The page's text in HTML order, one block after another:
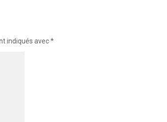
indiqués avec*